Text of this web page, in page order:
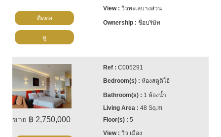
วิวทะเลบางส่วน
ชื่อบริษัท
ติดต่อ
ดู
ขาย ฿ 2,750,000
C005291
ห้องสตูดิโอ้
1 ห้องน้ำ
48 Sq.m
5
วิว เมือง